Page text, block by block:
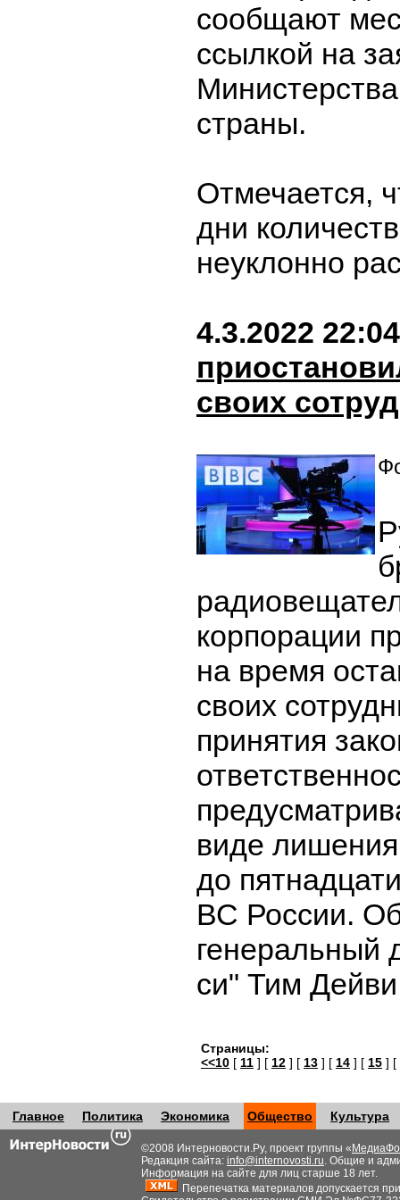
сообщают
ссылкой на
страны.
Отмечается,
дни
неуклонно
4.3.2022 22:04
своих
корпорации
на время
своих
принятия
виде
до
ВС России.
генеральный
си" Тим
Страницы:
<<10 [ 11 ] [ 12 ] [ 13 ] [ 14 ] [ 15 ] [
Главное Политика Экономика Общество Культура
©2008 Интерновости.Ру, проект группы «
Редакция сайта: info@internovosti.ru. Общие и
Информация на сайте для лиц старше 18 лет.
Перепечатка материалов допускается